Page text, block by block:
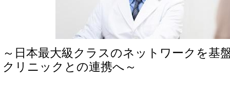
～日本最大級クラスのネットワークを基
クリニックとの連携へ～